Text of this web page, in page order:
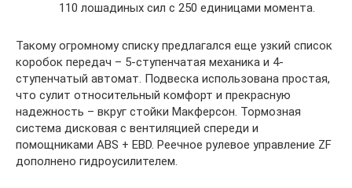
110 лошадиных сил с 250 единицами момента.
Такому огромному списку предлагался еще узкий список
коробок передач – 5-ступенчатая механика и 4-
ступенчатый автомат. Подвеска использована простая,
что сулит относительный комфорт и прекрасную
надежность – вкруг стойки Макферсон. Тормозная
система дисковая с вентиляцией спереди и
помощниками ABS + EBD. Реечное рулевое управление ZF
дополнено гидроусилителем.